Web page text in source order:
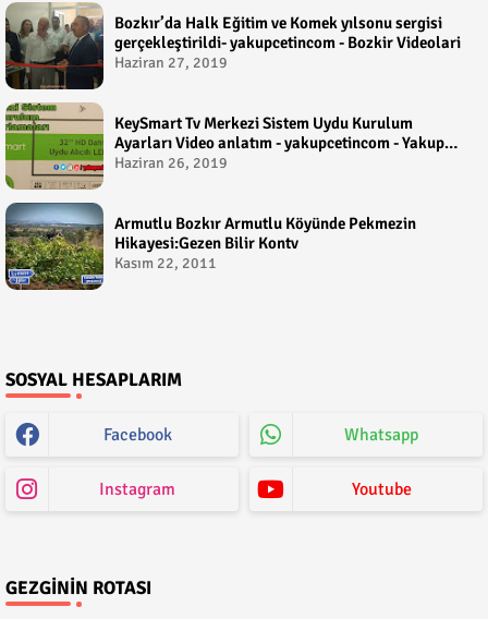
Bozkır’da Halk Eğitim ve Komek yılsonu sergisi
gerçekleştirildi- yakupcetincom - Bozkir Videolari
Haziran 27, 2019
KeySmart Tv Merkezi Sistem Uydu Kurulum
Ayarları Video anlatım - yakupcetincom - Yakup
Çetin
Haziran 26, 2019
Armutlu Bozkır Armutlu Köyünde Pekmezin
Hikayesi:Gezen Bilir Kontv
Kasım 22, 2011
SOSYAL HESAPLARIM
Facebook Whatsapp
Instagram Youtube
GEZGININ ROTASI